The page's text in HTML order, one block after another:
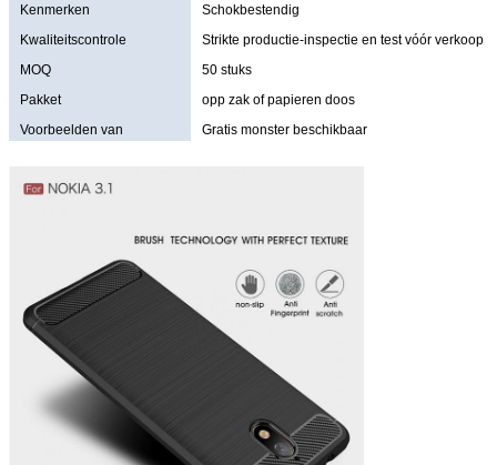
Kenmerken
Schokbestendig
Kwaliteitscontrole
Strikte productie-inspectie en test vóór verkoop
MOQ
50 stuks
Pakket
opp zak of papieren doos
Voorbeelden van
Gratis monster beschikbaar